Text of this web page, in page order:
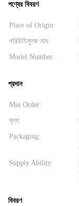
পণ্যের বিবরণ
Place of Origin:
পরিচিতিমুলক নাম:
Model Number:
প্রদান
Min Order:
মূল্য:
Packaging:
Supply Ability:
বিবরণ